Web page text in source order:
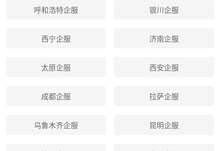
呼和浩特企服 银川企服
西宁企服 济南企服
太原企服 西安企服
成都企服 拉萨企服
乌鲁木齐企服 昆明企服